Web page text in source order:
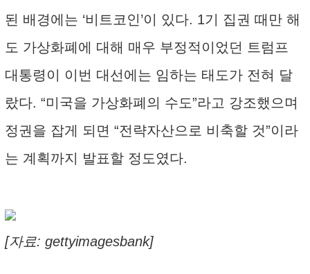
된 배경에는 ‘비트코인’이 있다. 1기 집권 때만 해
도 가상화폐에 대해 매우 부정적이었던 트럼프
대통령이 이번 대선에는 임하는 태도가 전혀 달
랐다. “미국을 가상화폐의 수도”라고 강조했으며
정권을 잡게 되면 “전략자산으로 비축할 것”이라
는 계획까지 발표할 정도였다.
[자료: gettyimagesbank]